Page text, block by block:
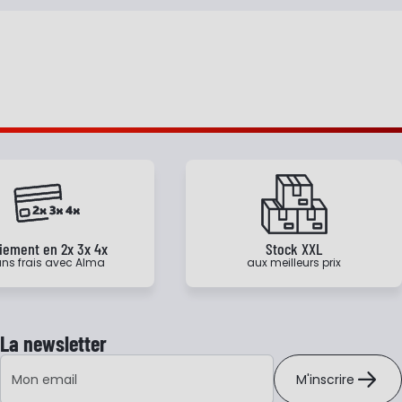
en 2x 3x 4x
frais avec Alma
Stock XXL
aux meilleurs prix
La newsletter
Adresse e-mail
M'inscrire